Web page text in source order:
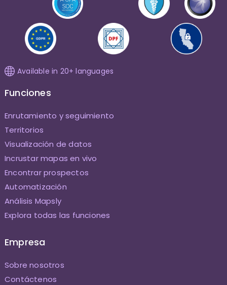
Available in 20+ languages
Funciones
Enrutamiento y seguimiento
Territorios
Visualización de datos
Incrustar mapas en vivo
Encontrar prospectos
Automatización
Análisis Mapsly
Explora todas las funciones
Empresa
Sobre nosotros
Contáctenos